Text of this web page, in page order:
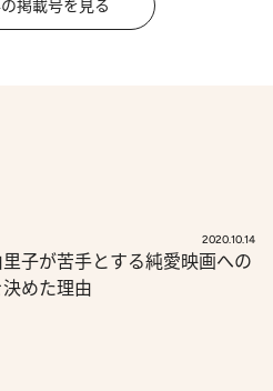
掲載号を見る
2020.10.14
子が苦手とする純愛映画への
めた理由